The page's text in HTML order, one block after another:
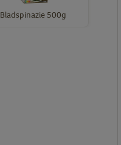
Bladspinazie 500g